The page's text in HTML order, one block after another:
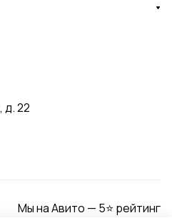
д. 22
Мы на Авито — 5⭐ рейтинг